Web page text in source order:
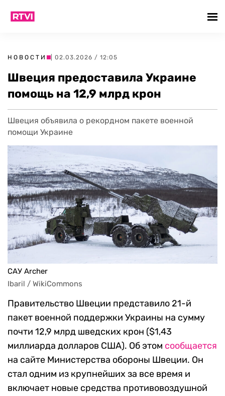
НОВОСТИ | 02.03.2026 / 12:05
Швеция предоставила Украине
помощь на 12,9 млрд крон
Швеция объявила о рекордном пакете военной
помощи Украине
САУ Archer
Ibaril / WikiCommons
Правительство Швеции представило 21-й
пакет военной поддержки Украины на сумму
почти 12,9 млрд шведских крон ($1,43
миллиарда долларов США). Об этом сообщается
на сайте Министерства обороны Швеции. Он
стал одним из крупнейших за все время и
включает новые средства противовоздушной